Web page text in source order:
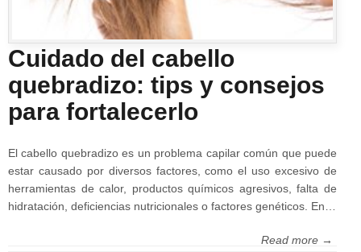
Cuidado del cabello
quebradizo: tips y consejos
para fortalecerlo
El cabello quebradizo es un problema capilar común que puede
estar causado por diversos factores, como el uso excesivo de
herramientas de calor, productos químicos agresivos, falta de
hidratación, deficiencias nutricionales o factores genéticos. En…
Read more →